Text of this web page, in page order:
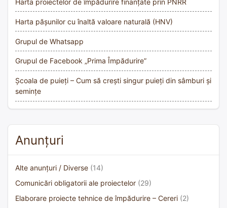
Harta proiectelor de împădurire finanțate prin PNRR
Harta pășunilor cu înaltă valoare naturală (HNV)
Grupul de Whatsapp
Grupul de Facebook „Prima Împădurire”
Școala de puieți – Cum să crești singur puieți din sâmburi și
semințe
Anunțuri
Alte anunțuri / Diverse (14)
Comunicări obligatorii ale proiectelor (29)
Elaborare proiecte tehnice de împădurire – Cereri (2)